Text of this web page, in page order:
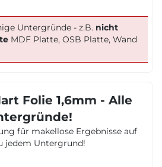
Untergründe - z.B. nicht
MDF Platte, OSB Platte, Wand
Folie 1,6mm - Alle
für makellose Ergebnisse auf
jedem Untergrund!